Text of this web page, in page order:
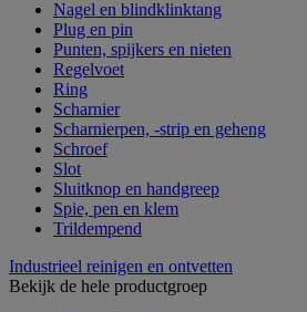
Nagel en blindklinktang
Plug en pin
Punten, spijkers en nieten
Regelvoet
Ring
Scharnier
Scharnierpen, -strip en geheng
Schroef
Slot
Sluitknop en handgreep
Spie, pen en klem
Trildempend
Industrieel reinigen en ontvetten
Bekijk de hele productgroep